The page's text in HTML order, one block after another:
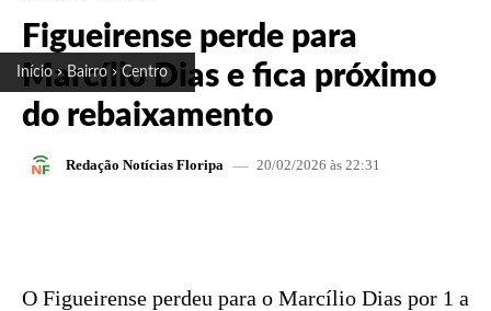
Início Bairro Centro
Figueirense perde para
Marcílio Dias e fica próximo
do rebaixamento
Redação Notícias Floripa 20/02/2026 às 22:31
O Figueirense perdeu para o Marcílio Dias por 1 a